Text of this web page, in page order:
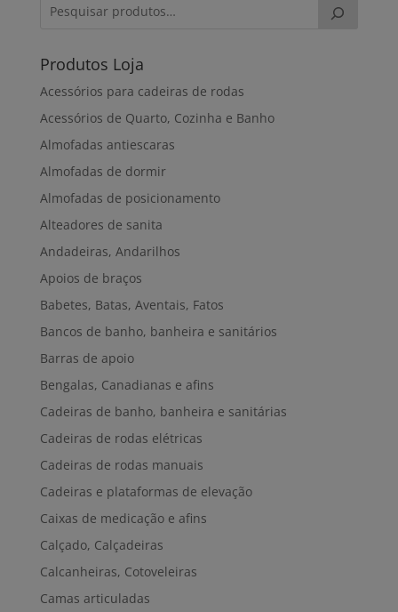
Produtos Loja
Acessórios para cadeiras de rodas
Acessórios de Quarto, Cozinha e Banho
Almofadas antiescaras
Almofadas de dormir
Almofadas de posicionamento
Alteadores de sanita
Andadeiras, Andarilhos
Apoios de braços
Babetes, Batas, Aventais, Fatos
Bancos de banho, banheira e sanitários
Barras de apoio
Bengalas, Canadianas e afins
Cadeiras de banho, banheira e sanitárias
Cadeiras de rodas elétricas
Cadeiras de rodas manuais
Cadeiras e plataformas de elevação
Caixas de medicação e afins
Calçado, Calçadeiras
Calcanheiras, Cotoveleiras
Camas articuladas